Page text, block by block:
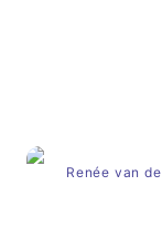
Renée van